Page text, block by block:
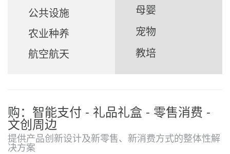
公共设施
农业种养
航空航天
母婴
宠物
教培
购：智能支付 - 礼品礼盒 - 零售消费 -
文创周边
提供产品创新设计及新零售、新消费方式的整体性解
决方案